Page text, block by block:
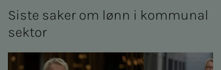
Sis­­­te sa­­­ker om lønn i kom­­­mu­­­nal
sek­tor